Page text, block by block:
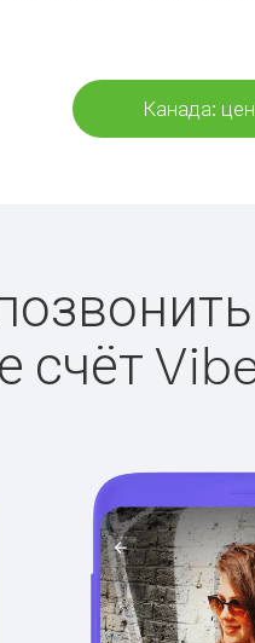
Канада:
счёт